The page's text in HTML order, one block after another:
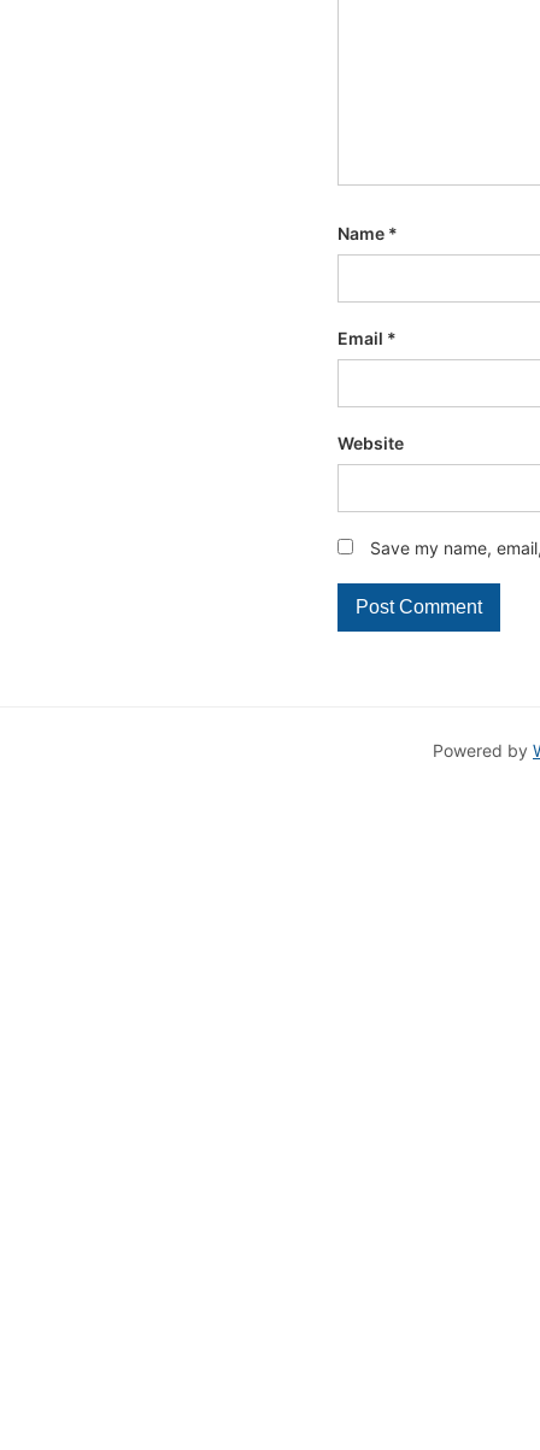
Name *
Email *
Website
Save my name,
Powered by